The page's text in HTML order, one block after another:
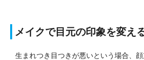
メイクで目元の印象を変え
生まれつき目つきが悪いという場合、